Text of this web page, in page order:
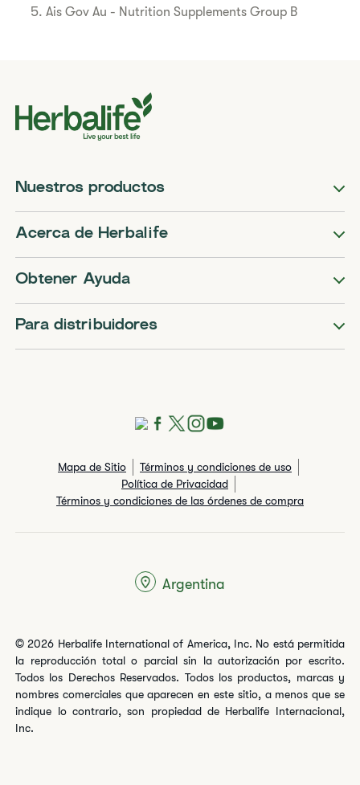
Ais Gov Au - Nutrition Supplements Group B
Nuestros productos
Acerca de Herbalife
Obtener Ayuda
Para distribuidores
Mapa de Sitio
Términos y condiciones de uso
Política de Privacidad
Términos y condiciones de las órdenes de compra
© 2026 Herbalife International of America, Inc. No está permitida
la reproducción total o parcial sin la autorización por escrito.
Todos los Derechos Reservados. Todos los productos, marcas y
nombres comerciales que aparecen en este sitio, a menos que se
indique lo contrario, son propiedad de Herbalife Internacional,
Inc.
Argentina